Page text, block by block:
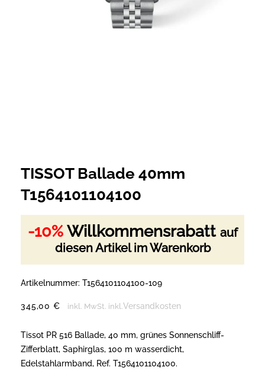
TISSOT Ballade 40mm
T1564101104100
-10%Willkommensrabatt auf
diesen Artikel im Warenkorb
Artikelnummer: T1564101104100-109
345,00 € inkl. MwSt. inkl.Versandkosten
Tissot PR 516 Ballade, 40 mm, grünes Sonnenschliff-
Zifferblatt, Saphirglas, 100 m wasserdicht,
Edelstahlarmband, Ref. T1564101104100.